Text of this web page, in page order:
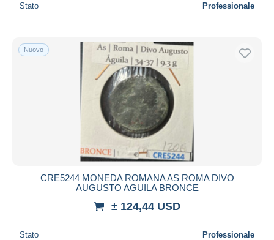
Stato Professionale
Nuovo
CRE5244 MONEDA ROMANA AS ROMA DIVO
AUGUSTO AGUILA BRONCE
± 124,44 USD
Stato Professionale